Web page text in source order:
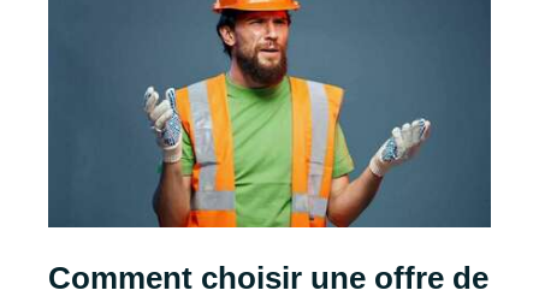
Comment choisir une offre de